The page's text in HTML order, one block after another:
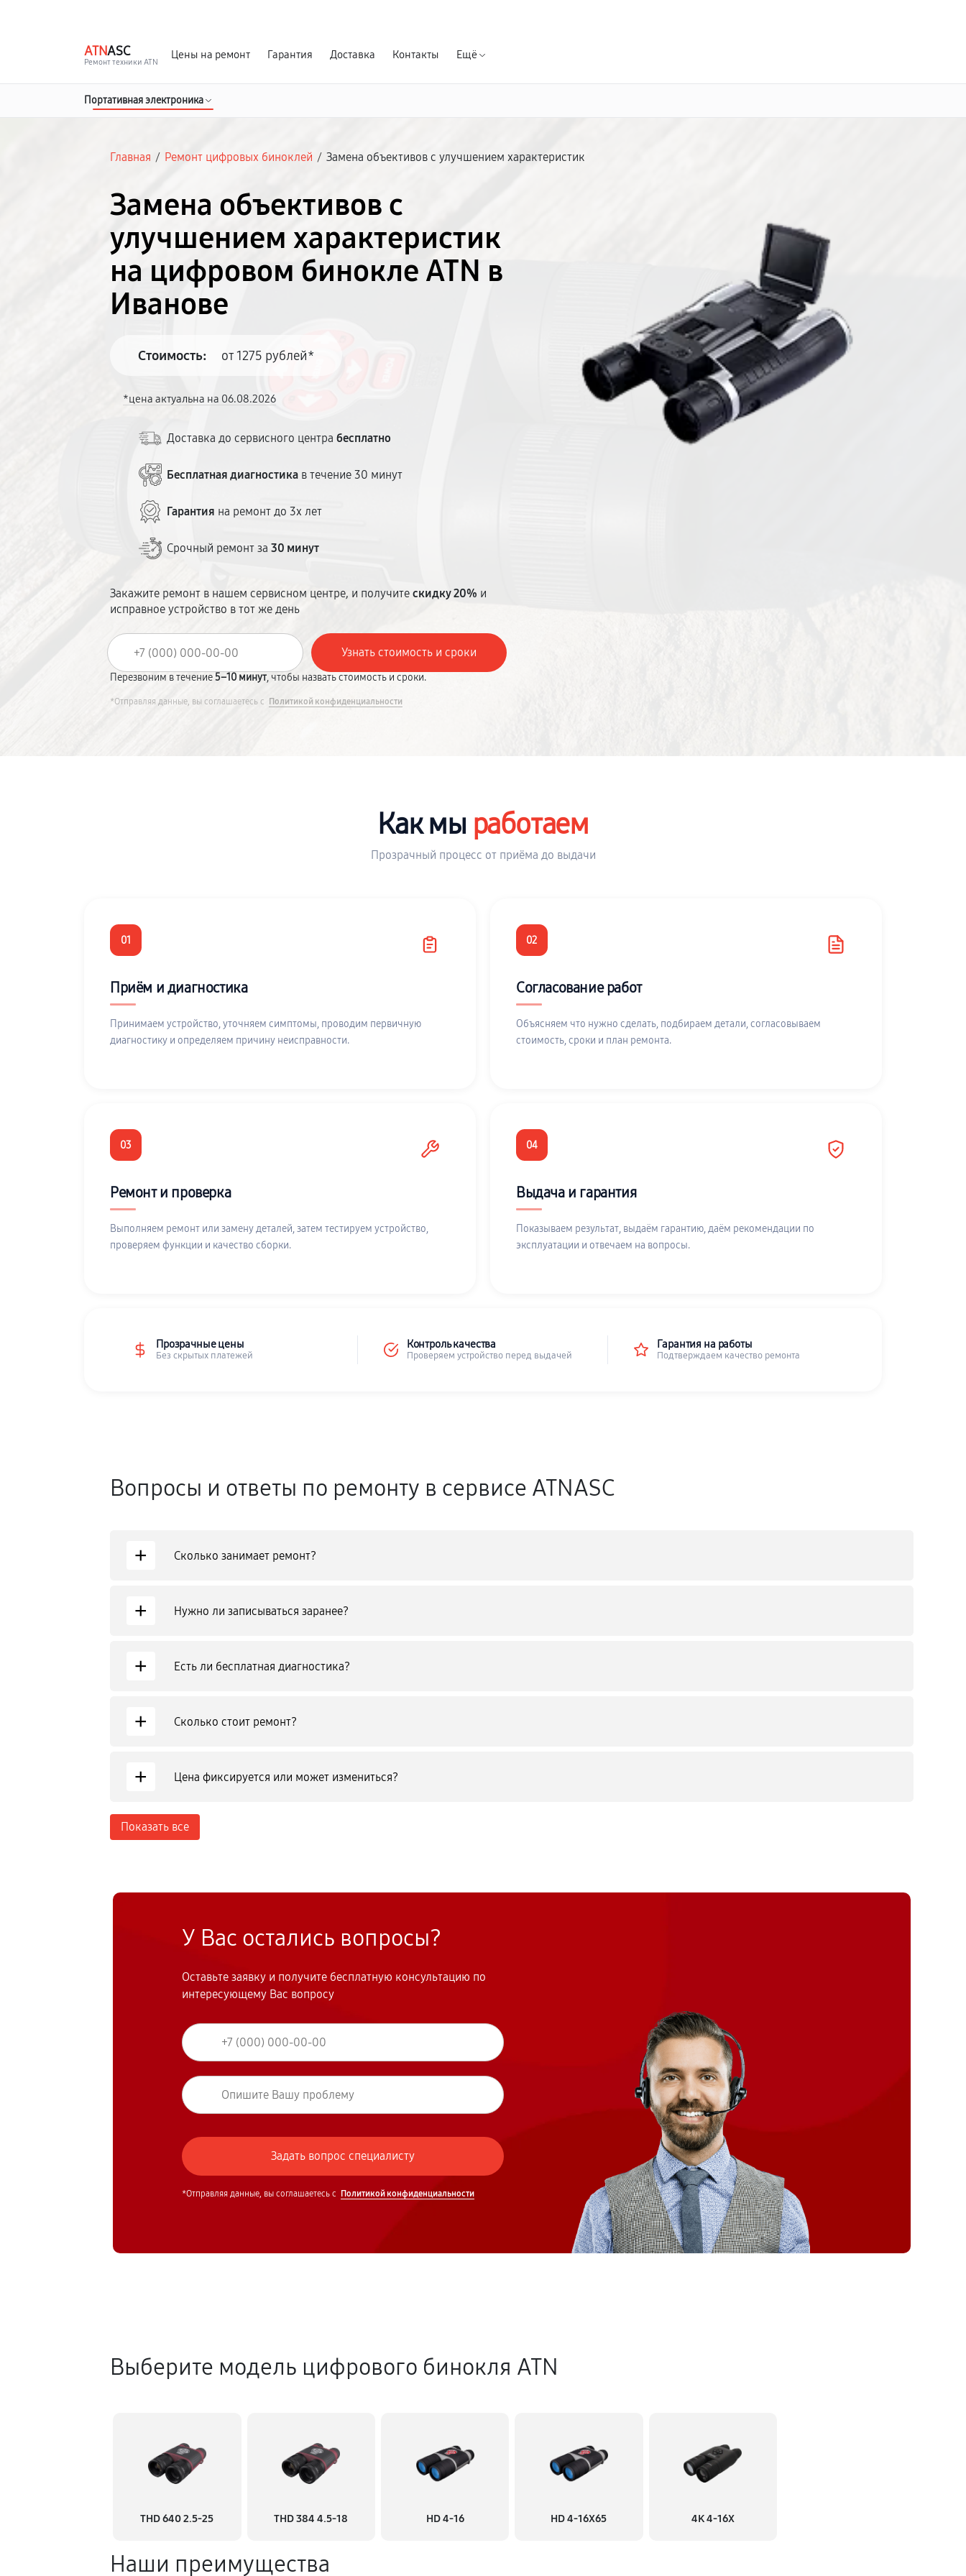
ATNASC
Ремонт техники ATN
Цены на ремонт Гарантия Доставка Контакты Ещё
Портативная электроника
Главная / Ремонт цифровых биноклей / Замена объективов с улучшением характеристик
Замена объективов с
улучшением характеристик
на цифровом бинокле ATN в
Иванове
Стоимость: от 1275 рублей*
*цена актуальна на 06.08.2026
Доставка до сервисного центрабесплатно
Бесплатная диагностика в течение 30 минут
Гарантия на ремонт до 3х лет
Срочный ремонт за30 минут
Закажите ремонт в нашем сервисном центре, и получитескидку 20% и
исправное устройство в тот же день
Перезвоним в течение5–10 минут, чтобы назвать стоимость и сроки.
*Отправляя данные, вы соглашаетесь с Политикой конфиденциальности
Как мы работаем
Прозрачный процесс от приёма до выдачи
01
Приём и диагностика
Принимаем устройство, уточняем симптомы, проводим первичную
диагностику и определяем причину неисправности.
02
Согласование работ
Объясняем что нужно сделать, подбираем детали, согласовываем
стоимость, сроки и план ремонта.
03
Ремонт и проверка
Выполняем ремонт или замену деталей, затем тестируем устройство,
проверяем функции и качество сборки.
04
Выдача и гарантия
Показываем результат, выдаём гарантию, даём рекомендации по
эксплуатации и отвечаем на вопросы.
Прозрачные цены
Без скрытых платежей
Контроль качества
Проверяем устройство перед выдачей
Гарантия на работы
Подтверждаем качество ремонта
Вопросы и ответы по ремонту в сервисе ATNASC
+ Сколько занимает ремонт?
+ Нужно ли записываться заранее?
+ Есть ли бесплатная диагностика?
+ Сколько стоит ремонт?
+ Цена фиксируется или может измениться?
Показать все
У Вас остались вопросы?
Оставьте заявку и получите бесплатную консультацию по
интересующему Вас вопросу
*Отправляя данные, вы соглашаетесь с Политикой конфиденциальности
Выберите модель цифрового бинокля ATN
THD 640 2.5-25 THD 384 4.5-18 HD 4-16 HD 4-16X65 4K 4-16X
Наши преимущества